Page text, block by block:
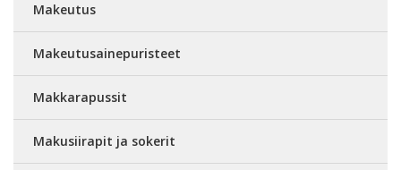
Makeutus
Makeutusainepuristeet
Makkarapussit
Makusiirapit ja sokerit